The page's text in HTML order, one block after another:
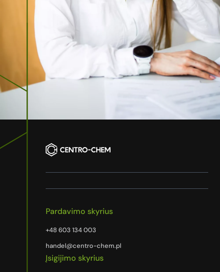
Pardavimo skyrius
+48 603 134 003
handel@centro-chem.pl
Įsigijimo skyrius